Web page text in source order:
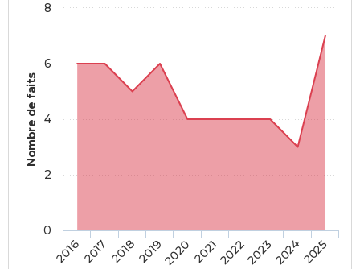
Nombre de faits
20162017 20182019202020212022202320242025
0
2
4
6
8